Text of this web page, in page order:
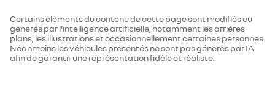
Certains éléments du contenu de cette page sont modifiés ou
générés par l'intelligence artificielle, notamment les arrières-
plans, les illustrations et occasionnellement certaines personnes.
Néanmoins les véhicules présentés ne sont pas générés par IA
afin de garantir une représentation fidèle et réaliste.